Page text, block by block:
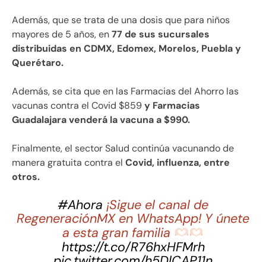
Además, que se trata de una dosis que para niños
mayores de 5 años, en77 de sus sucursales
distribuidas en CDMX, Edomex, Morelos, Puebla y
Querétaro.
Además, se cita que en las Farmacias del Ahorro las
vacunas contra el Covid $859y Farmacias
Guadalajara venderá la vacuna a $990.
Finalmente, el sector Salud continúa vacunando de
manera gratuita contra el Covid, influenza, entre
otros.
#Ahora ¡Sigue el canal de
RegeneraciónMX en WhatsApp! Y únete
a esta gran familia
https://t.co/R76hxHFMrh